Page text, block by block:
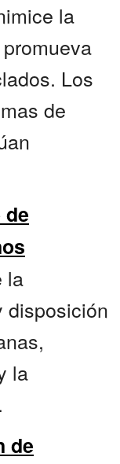
la
Los
de
de
la
disposición
la
de